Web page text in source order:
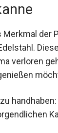
Merkmal der
verloren